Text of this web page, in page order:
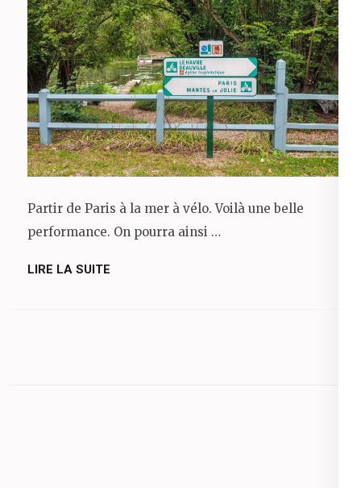
Partir de Paris à la mer à vélo. Voilà une belle
performance. On pourra ainsi …
LIRE LA SUITE